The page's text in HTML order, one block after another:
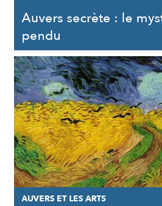
Auvers secrète : le
pendu
AUVERS ET LES ARTS